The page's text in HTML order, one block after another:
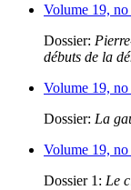
Volume 19,
Dossier:
débuts de la
Volume 19,
Dossier: La
Volume 19,
Dossier 1: Le